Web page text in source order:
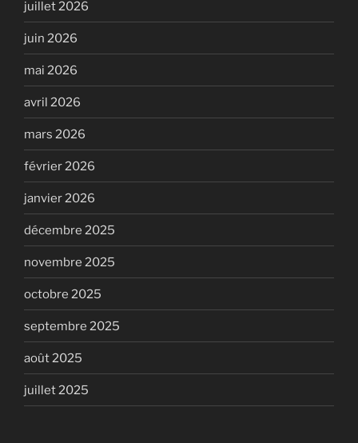
juillet 2026
juin 2026
mai 2026
avril 2026
mars 2026
février 2026
janvier 2026
décembre 2025
novembre 2025
octobre 2025
septembre 2025
août 2025
juillet 2025